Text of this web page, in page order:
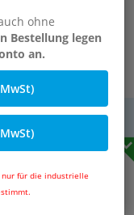
ohne
Bestellung legen
an.
nur für die industrielle
MwSt.